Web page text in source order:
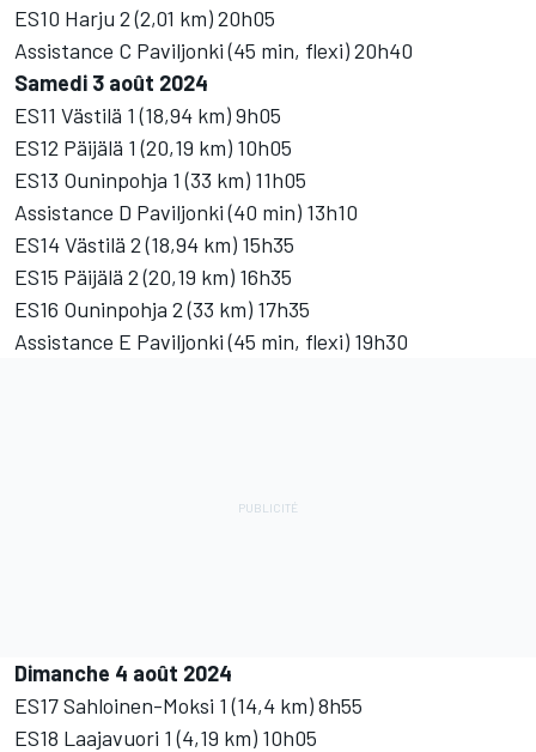
ES10 Harju 2 (2,01 km) 20h05
Assistance C Paviljonki (45 min, flexi) 20h40
Samedi 3 août 2024
ES11 Västilä 1 (18,94 km) 9h05
ES12 Päijälä 1 (20,19 km) 10h05
ES13 Ouninpohja 1 (33 km) 11h05
Assistance D Paviljonki (40 min) 13h10
ES14 Västilä 2 (18,94 km) 15h35
ES15 Päijälä 2 (20,19 km) 16h35
ES16 Ouninpohja 2 (33 km) 17h35
Assistance E Paviljonki (45 min, flexi) 19h30
Dimanche 4 août 2024
ES17 Sahloinen-Moksi 1 (14,4 km) 8h55
ES18 Laajavuori 1 (4,19 km) 10h05